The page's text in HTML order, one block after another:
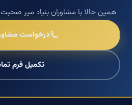
همین حالا با مشاوران بنیاد میر صحبت
درخواست
تکمیل فرم